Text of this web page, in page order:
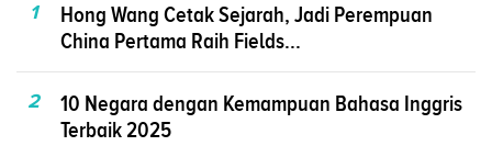
1
Hong Wang Cetak Sejarah, Jadi Perempuan
China Pertama Raih Fields...
2
10 Negara dengan Kemampuan Bahasa Inggris
Terbaik 2025